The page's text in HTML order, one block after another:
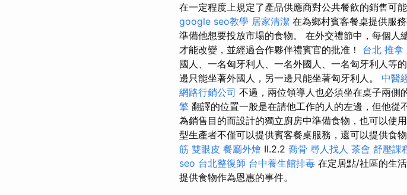
在一定程度上規定了產品供應商對公共餐飲的銷售可能
google seo教學 居家清潔 在為鄉村賓客餐桌提供服
準備他想要投放市場的食物。 在外交禮節中，每個
才能改變，並經過合作夥伴禮賓官的批准！ 台北 推拿
國人、一名匈牙利人、一名外國人、一名匈牙利人等的
邊只能坐著外國人，另一邊只能坐著匈牙利人。 中醫
網路行銷公司 不過，兩位領導人也必須坐在桌子兩側
擎 翻譯的位置一般是在請他工作的人的左邊，但他
為銷售目的而設計的獨立廚房中準備食物，也可以使
型生產者不僅可以提供賓客餐桌服務，還可以提供食
筋 雙眼皮 餐廳外燴 II.2.2 喬骨 尋人找人 茶會 舒壓課
seo 台北整復師 台中養生館排毒 在定居點/社區的生
提供食物作為恩惠的事件。